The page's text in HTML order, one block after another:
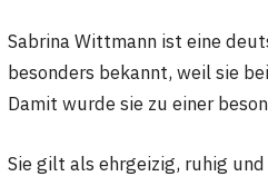
Sabrina Wittmann ist eine
besonders bekannt, weil sie
Damit wurde sie zu einer
Sie gilt als ehrgeizig, ruhig